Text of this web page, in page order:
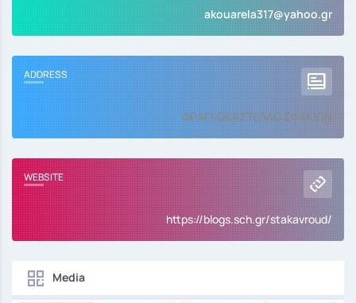
akouarela317@yahoo.gr
ADDRESS
ΦΡΑΓΚΟΚΑΣΤΕΛΛΟ ΣΦΑΚΙΩΝ
WEBSITE
https://blogs.sch.gr/stakavroud/
Media